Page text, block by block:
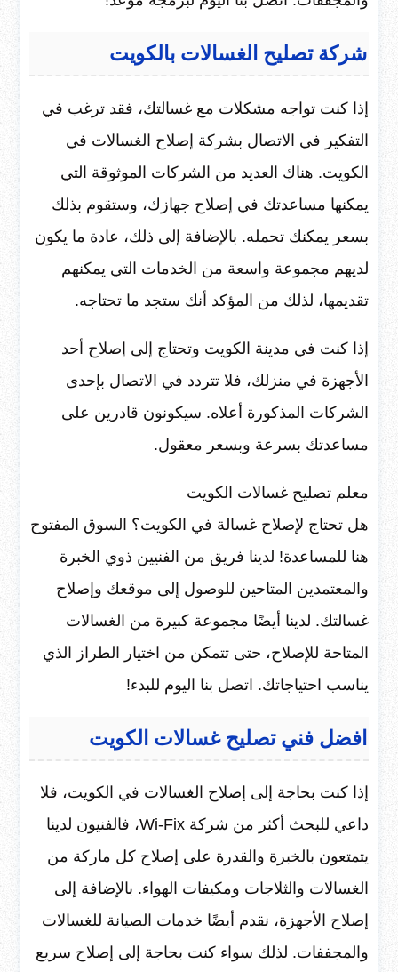
شركة تصليح الغسالات بالكويت
إذا كنت تواجه مشكلات مع غسالتك، فقد ترغب في
التفكير في الاتصال بشركة إصلاح الغسالات في
الكويت. هناك العديد من الشركات الموثوقة التي
يمكنها مساعدتك في إصلاح جهازك، وستقوم بذلك
بسعر يمكنك تحمله. بالإضافة إلى ذلك، عادة ما يكون
لديهم مجموعة واسعة من الخدمات التي يمكنهم
تقديمها، لذلك من المؤكد أنك ستجد ما تحتاجه.
إذا كنت في مدينة الكويت وتحتاج إلى إصلاح أحد
الأجهزة في منزلك، فلا تتردد في الاتصال بإحدى
الشركات المذكورة أعلاه. سيكونون قادرين على
مساعدتك بسرعة وبسعر معقول.
معلم تصليح غسالات الكويت
هل تحتاج لإصلاح غسالة في الكويت؟ السوق المفتوح
هنا للمساعدة! لدينا فريق من الفنيين ذوي الخبرة
والمعتمدين المتاحين للوصول إلى موقعك وإصلاح
غسالتك. لدينا أيضًا مجموعة كبيرة من الغسالات
المتاحة للإصلاح، حتى تتمكن من اختيار الطراز الذي
يناسب احتياجاتك. اتصل بنا اليوم للبدء!
افضل فني تصليح غسالات الكويت
إذا كنت بحاجة إلى إصلاح الغسالات في الكويت، فلا
داعي للبحث أكثر من شركة Wi-Fix، فالفنيون لدينا
يتمتعون بالخبرة والقدرة على إصلاح كل ماركة من
الغسالات والثلاجات ومكيفات الهواء. بالإضافة إلى
إصلاح الأجهزة، نقدم أيضًا خدمات الصيانة للغسالات
والمجففات. لذلك سواء كنت بحاجة إلى إصلاح سريع